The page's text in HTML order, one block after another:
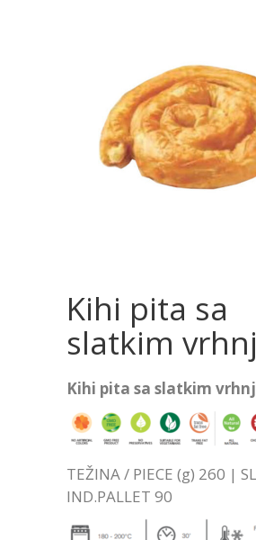
Kihi pita sa
slatkim
Kihi pita sa slatkim
TEŽINA / PIECE (g) 260 |
IND.PALLET 90